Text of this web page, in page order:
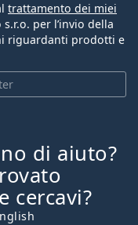
trattamento dei miei
per l’invio della
riguardanti prodotti e
di aiuto?
cercavi?